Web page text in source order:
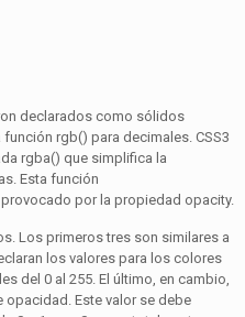
declarados como sólidos
rgb() para decimales. CSS3
rgba() que simplifica la
Esta función
por la propiedad opacity.
Los primeros tres son similares a
los valores para los colores
del 0 al 255. El último, en cambio,
Este valor se debe